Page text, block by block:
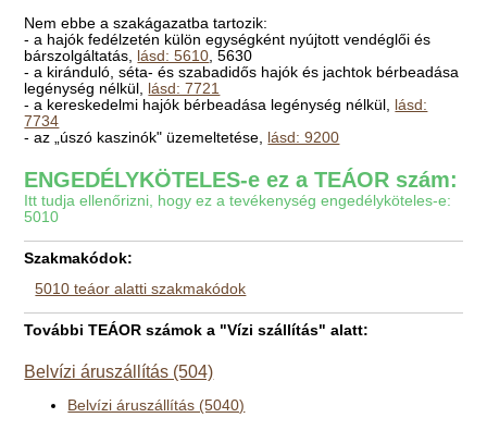
Nem ebbe a szakágazatba tartozik:
- a hajók fedélzetén külön egységként nyújtott vendéglői és
bárszolgáltatás, lásd: 5610 , 5630
- a kiránduló, séta- és szabadidős hajók és jachtok bérbeadása
legénység nélkül, lásd: 7721
- a kereskedelmi hajók bérbeadása legénység nélkül, lásd:
7734
- az „úszó kaszinók" üzemeltetése, lásd: 9200
ENGEDÉLYKÖTELES-e ez a TEÁOR szám:
Itt tudja ellenőrizni, hogy ez a tevékenység engedélyköteles-e:
5010
Szakmakódok:
5010 teáor alatti szakmakódok
További TEÁOR számok a "Vízi szállítás" alatt:
Belvízi áruszállítás (504)
Belvízi áruszállítás (5040)